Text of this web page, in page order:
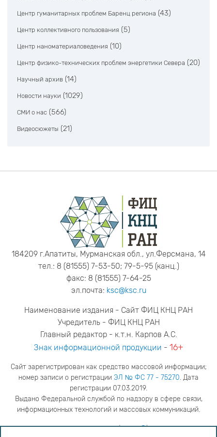
Центр гуманитарных проблем Баренц региона (43)
Центр коллективного пользования (5)
Центр наноматериаловедения (10)
Центр физико-технических проблем энергетики Севера (20)
Научный архив (14)
Новости науки (1029)
СМИ о нас (566)
Видеосюжеты (21)
184209 г.Апатиты, Мурманская обл., ул.Ферсмана, 14
тел.: 8 (81555) 7-53-50; 79-5-95 (канц.)
факс: 8 (81555) 7-64-25
эл.почта: ksc@ksc.ru
Наименование издания - Сайт ФИЦ КНЦ РАН
Учредитель - ФИЦ КНЦ РАН
Главный редактор - к.т.н. Карпов А.С.
Знак информационной продукции - 16+
Сайт зарегистрирован как средство массовой информации;
номер записи о регистрации ЭЛ № ФС 77 - 75270. Дата
регистрации 07.03.2019.
Выдано Федеральной службой по надзору в сфере связи,
информационных технологий и массовых коммуникаций.
адрес редакцииya.stogova@ksc.ru